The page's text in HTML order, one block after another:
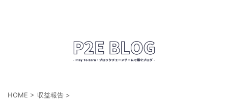
HOME > 収益報告 >